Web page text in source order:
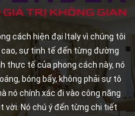
cách hiện đại Italy vì chúng tôi
sự tinh tế đến từng đường
thực tế của phong cách này, nó
bóng bẩy, không phải sự tô
nó chính xác đi vào công năng
vời. Nó chú ý đến từng chi tiết